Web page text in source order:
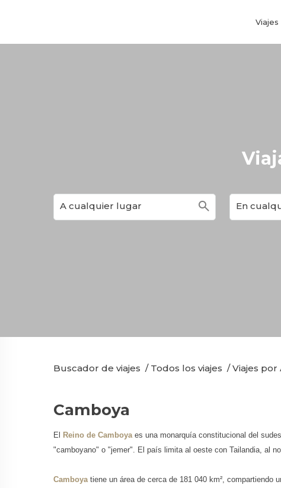
Viajes
search
Buscador de viajes / Todos los viajes /Viajes por
Camboya
El Reino de Camboya es una monarquía constitucional del
"camboyano" o "jemer". El país limita al oeste con Tailandia, al
Camboya tiene un área de cerca de 181 040 km²,